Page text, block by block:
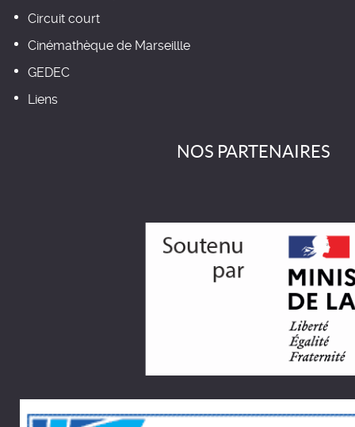
Circuit court
Cinémathèque de Marseillle
GEDEC
Liens
NOS PARTENAIRES